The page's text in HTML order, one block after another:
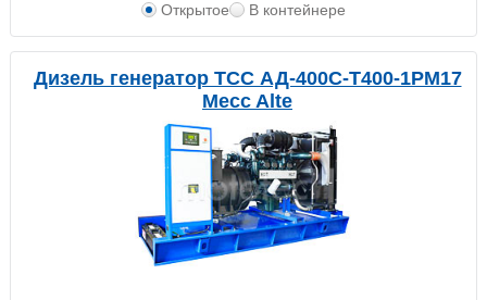
Открытое В контейнере
Дизель генератор ТСС АД-400С-Т400-1РМ17
Mecc Alte